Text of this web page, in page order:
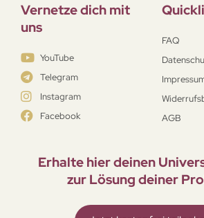
Vernetze dich mit
uns
YouTube
Telegram
Instagram
Facebook
FAQ
AGB
Erhalte hier deinen
zur Lösung deiner